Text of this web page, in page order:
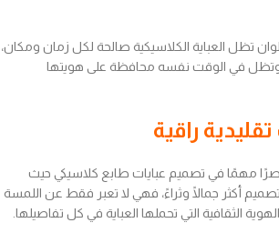
تظل العباية الكلاسيكية صالحة لكل زمان ومكان،
في الوقت نفسه محافظة على هويتها
راقية
عنصرًا مهمًا في تصميم عبايات طابع كلاسيكي حيث
أكثر جمالًا وثراءً، فهي لا تعبر فقط عن اللمسة
الثقافية التي تحملها العباية في كل تفاصيلها.